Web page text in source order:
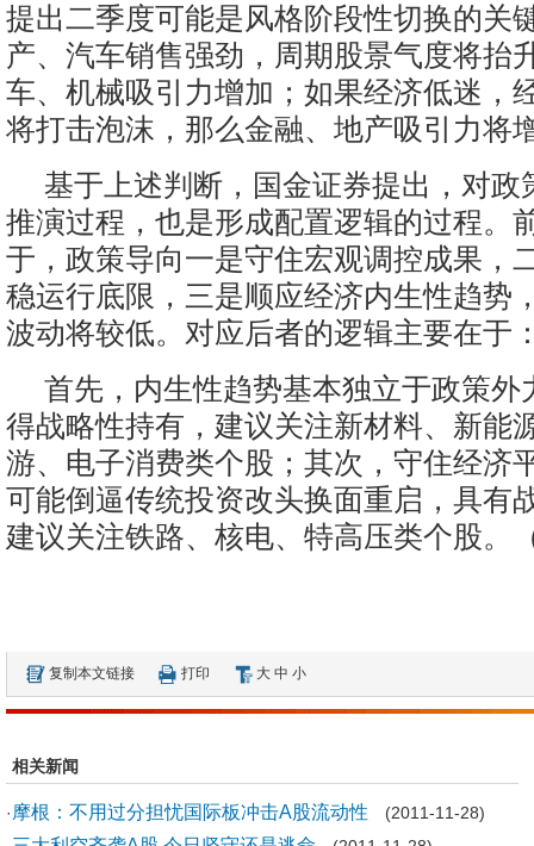
提出二季度可能是风格阶段性切换的关
产、汽车销售强劲，周期股景气度将抬
车、机械吸引力增加；如果经济低迷，
将打击泡沫，那么金融、地产吸引力将
基于上述判断，国金证券提出，对政
推演过程，也是形成配置逻辑的过程。
于，政策导向一是守住宏观调控成果，
稳运行底限，三是顺应经济内生性趋势
波动将较低。对应后者的逻辑主要在于
首先，内生性趋势基本独立于政策外
得战略性持有，建议关注新材料、新能
游、电子消费类个股；其次，守住经济
可能倒逼传统投资改头换面重启，具有
建议关注铁路、核电、特高压类个股。
复制本文链接 打印 大 中 小
相关新闻
· 摩根：不用过分担忧国际板冲击A股流动性 (2011-11-28)